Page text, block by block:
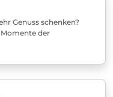
Genuss schenken?
der